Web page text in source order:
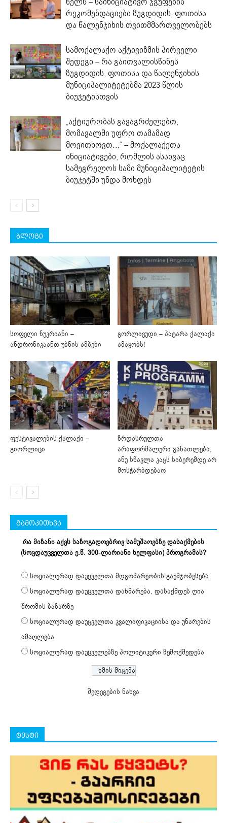
რეკომენდაციები ზუგდიდის, ფოთისა
და წალენჯიხის თვითმმართველობებს
სამოქალაქო აქტივიზმის პირველი
შედეგი – რა გაითვალისწინეს
ზუგდიდის, ფოთისა და წალენჯიხის
მუნიციპალიტეტებმა 2023 წლის
ბიუჯეტისთვის
„აქტიურობას გავაგრძელებთ,
მომავალში უფრო თამამად
მოვითხოვთ…“ – მოქალაქეთა
ინიციატივები, რომლის ასახვაც
სამეგრელოს სამი მუნიციპალიტეტის
ბიუჯეტში უნდა მოხდეს
ბლოგი
სოფელი ნუკრიანი –
ანდრონიკაანთ უბნის ამბები
გორლივუდი – პატარა ქალაქი
ამაყობს!
ფესტივალების ქალაქი –
გიორლიცი
ზრდასრულთა
არაფორმალური განათლება,
ანუ სწავლა კაცს სიბერემდე არ
მოსჭარბდებაო
გამოკითხვა
რა მიზანი აქვს საზოგადოებრივ სამუშაოებზე დასაქმების
(სოცდაუცველთა ე.წ. 300-ლარიანი ხელფასი) პროგრამას?
სოციალურად დაუცველთა მდგომარეობის გაუმჯობესება
სოციალურად დაუცველთა დახმარება, დასაქმდეს ღია
შრომის ბაზარზე
სოციალურად დაუცველთა კვალიფიკაციისა და უნარების
ამაღლება
სოციალურად დაუცველებზე პოლიტიკური ზემოქმედება
შედეგების ნახვა
ტესტი